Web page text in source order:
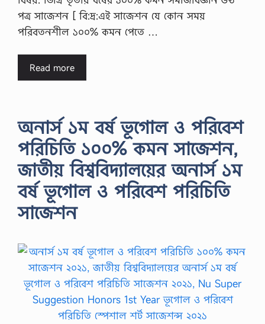
পত্র সাজেশন [ বি:দ্র:এই সাজেশন যে কোন সময়
পরিবতনশীল ১০০% কমন পেতে …
Read more
অনার্স ১ম বর্ষ ভূগোল ও পরিবেশ
পরিচিতি ১০০% কমন সাজেশন,
জাতীয় বিশ্ববিদ্যালয়ের অনার্স ১ম
বর্ষ ভূগোল ও পরিবেশ পরিচিতি
সাজেশন